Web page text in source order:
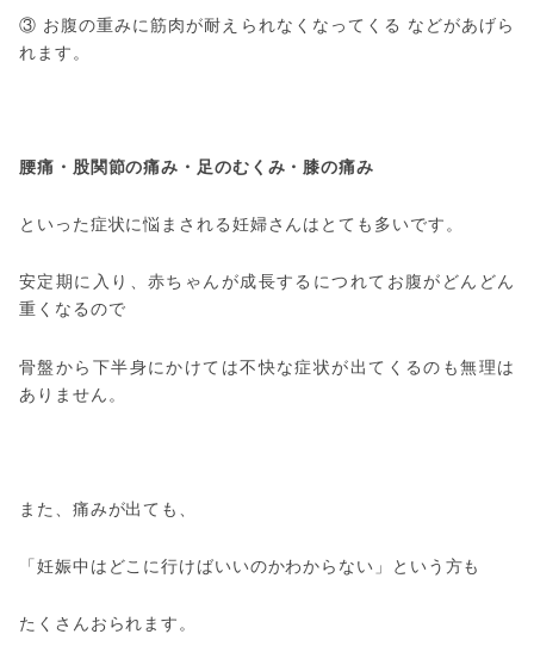
③ お腹の重みに筋肉が耐えられなくなってくる などがあげら
れます。
腰痛・股関節の痛み・足のむくみ・膝の痛み
といった症状に悩まされる妊婦さんはとても多いです。
安定期に入り、赤ちゃんが成長するにつれてお腹がどんどん
重くなるので
骨盤から下半身にかけては不快な症状が出てくるのも無理は
ありません。
また、痛みが出ても、
「妊娠中はどこに行けばいいのかわからない」という方も
たくさんおられます。